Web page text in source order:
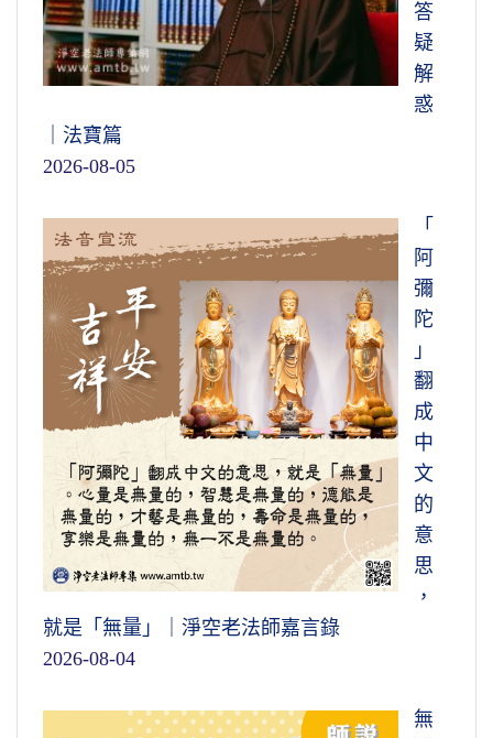
答
疑
解
惑
｜法寶篇
2026-08-05
「
阿
彌
陀
」
翻
成
中
文
的
意
思
，
就是「無量」｜淨空老法師嘉言錄
2026-08-04
無